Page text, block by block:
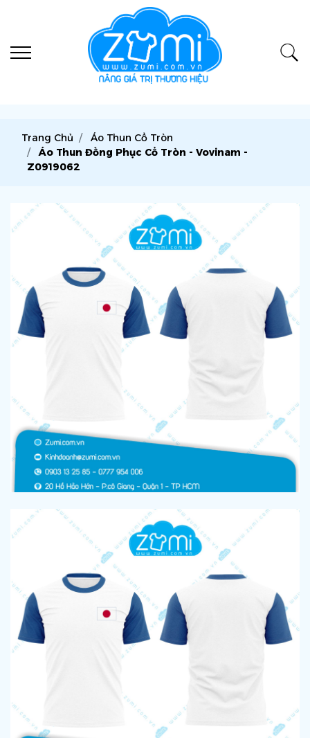
Trang Chủ
Áo Thun Cổ Tròn
Áo Thun Đồng Phục Cổ Tròn - Vovinam -
Z0919062